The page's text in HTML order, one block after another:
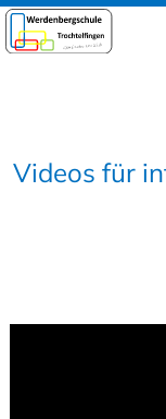
Videos für